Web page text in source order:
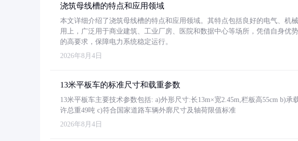
浇筑母线槽的特点和应用领域
本文详细介绍了浇筑母线槽的特点和应用领域。其特点包括良好的电气、机
用上，广泛用于商业建筑、工业厂房、医院和数据中心等场所，凭借自身优
的高要求，保障电力系统稳定运行。
2026年8月4日
13米平板车的标准尺寸和载重参数
13米平板车主要技术参数包括: a)外形尺寸:长13m×宽2.45m,栏板高55cm b)承
许总重49吨 c)符合国家道路车辆外廓尺寸及轴荷限值标准
2026年8月4日